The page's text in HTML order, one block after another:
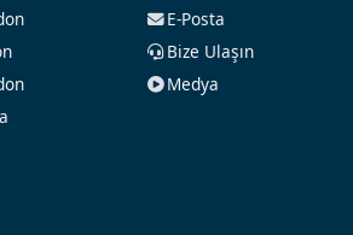
E-Posta
Bize Ulaşın
Medya